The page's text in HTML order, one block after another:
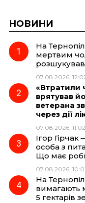
НОВИНИ
На
мертвим
07.08.2026,
«Втратили
врятував
ветерана
через дії
07.08.2026, 11:02
Ігор
особа з
Що має
07.08.2026,
На
вимагають
5 гектарів